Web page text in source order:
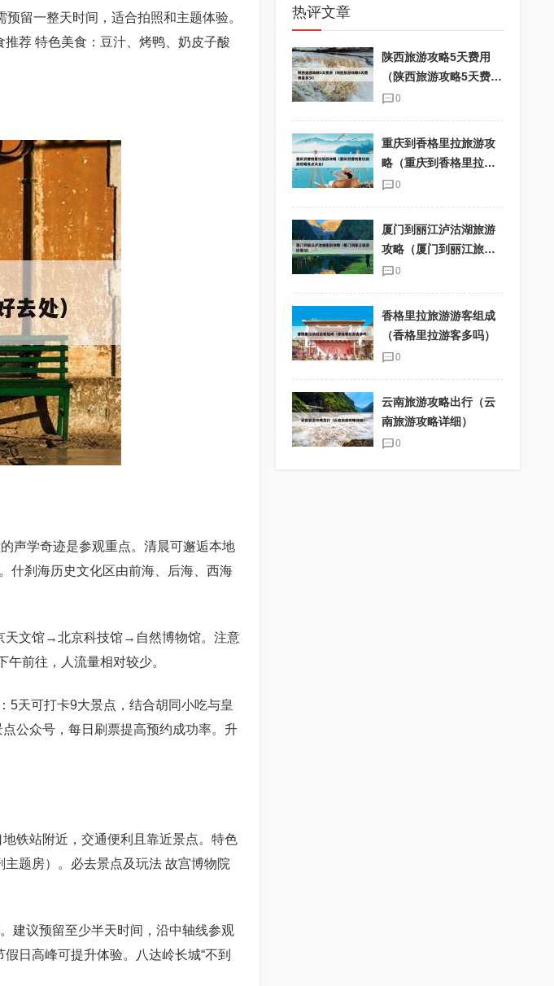
留一整天时间，适合拍照和主题体验。
荐 特色美食：豆汁、烤鸭、奶皮子酸
声学奇迹是参观重点。清晨可邂逅本地
什刹海历史文化区由前海、后海、西海
天文馆→北京科技馆→自然博物馆。注意
前往，人流量相对较少。
5天可打卡9大景点，结合胡同小吃与皇
公众号，每日刷票提高预约成功率。升
铁站附近，交通便利且靠近景点。特色
题房）。必去景点及玩法 故宫博物院
建议预留至少半天时间，沿中轴线参观
日高峰可提升体验。八达岭长城“不到
热评文章
陕西旅游攻略5天费用
（陕西旅游攻略5天费用
是多少）
0
重庆到香格里拉旅游攻
略（重庆到香格里拉旅
游攻略景点大全）
0
厦门到丽江泸沽湖旅游
攻略（厦门到丽江旅游
团报价）
0
香格里拉旅游游客组成
（香格里拉游客多吗）
0
云南旅游攻略出行（云
南旅游攻略详细）
0